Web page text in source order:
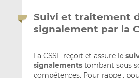
Suivi et traitement
signalement par la
La CSSF reçoit et assure le
signalementstombant sous
compétences. Pour rappel,